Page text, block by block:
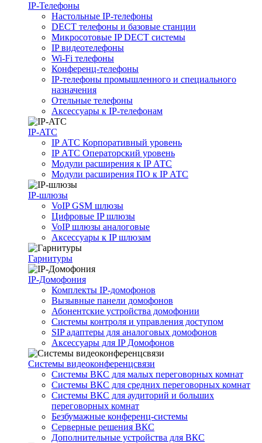
IP-Телефоны
Настольные IP-телефоны
DECT телефоны и базовые станции
Микросотовые IP DECT системы
IP видеотелефоны
Wi-Fi телефоны
Конференц-телефоны
IP-телефоны промышленного и специального
назначения
Отельные телефоны
Аксессуары к IP-телефонам
IP-ATC
IP АТС Корпоративный уровень
IP АТС Операторский уровень
Модули расширения к IP АТС
Модули расширения ПО к IP АТС
IP-шлюзы
VoIP GSM шлюзы
Цифровые IP шлюзы
VoIP шлюзы аналоговые
Аксессуары к IP шлюзам
Гарнитуры
IP-Домофония
Комплекты IP-домофонов
Вызывные панели домофонов
Абонентские устройства домофонии
Системы контроля и управления доступом
SIP адаптеры для аналоговых домофонов
Аксессуары для IP Домофонов
Системы видеоконференцсвязи
Системы ВКС для малых переговорных комнат
Системы ВКС для средних переговорных комнат
Системы ВКС для аудиторий и больших
переговорных комнат
Безбумажные конференц-системы
Серверные решения ВКС
Дополнительные устройства для ВКС